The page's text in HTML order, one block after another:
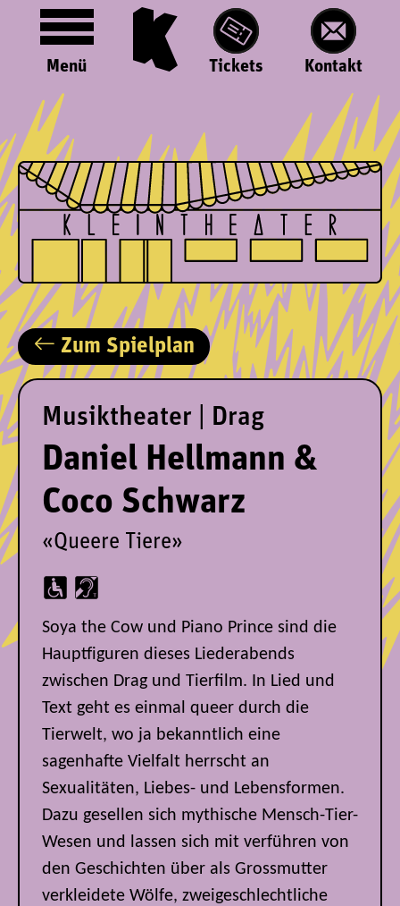
Menü Tickets Kontakt
Zum Spielplan
Musiktheater | Drag
Daniel Hellmann &
Coco Schwarz
«Queere Tiere»
Soya the Cow und Piano Prince sind die
Hauptfiguren dieses Liederabends
zwischen Drag und Tierfilm. In Lied und
Text geht es einmal queer durch die
Tierwelt, wo ja bekanntlich eine
sagenhafte Vielfalt herrscht an
Sexualitäten, Liebes- und Lebensformen.
Dazu gesellen sich mythische Mensch-Tier-
Wesen und lassen sich mit verführen von
den Geschichten über als Grossmutter
verkleidete Wölfe, zweigeschlechtliche